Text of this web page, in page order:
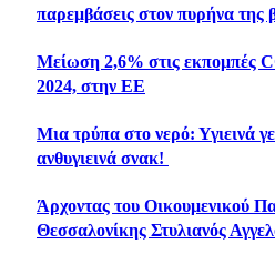
παρεμβάσεις στον πυρήνα της
Μείωση 2,6% στις εκπομπές
2024, στην ΕΕ
Μια τρύπα στο νερό: Υγιεινά
ανθυγιεινά σνακ!
Άρχοντας του Οικουμενικού
Θεσσαλονίκης Στυλιανός